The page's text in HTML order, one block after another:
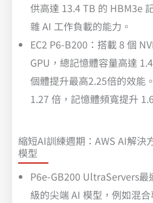
供高達 13.4 TB 的 HBM3e
雜 AI 工作負載的能力。
EC2 P6-B200：搭載 8 個
GPU，總記憶體容量高達
個體提升最高2.25倍的效能
1.27 倍，記憶體頻寬提升
縮短AI訓練週期：AWS AI解決
模型
P6e-GB200 UltraServers最
級的尖端 AI 模型，例如混